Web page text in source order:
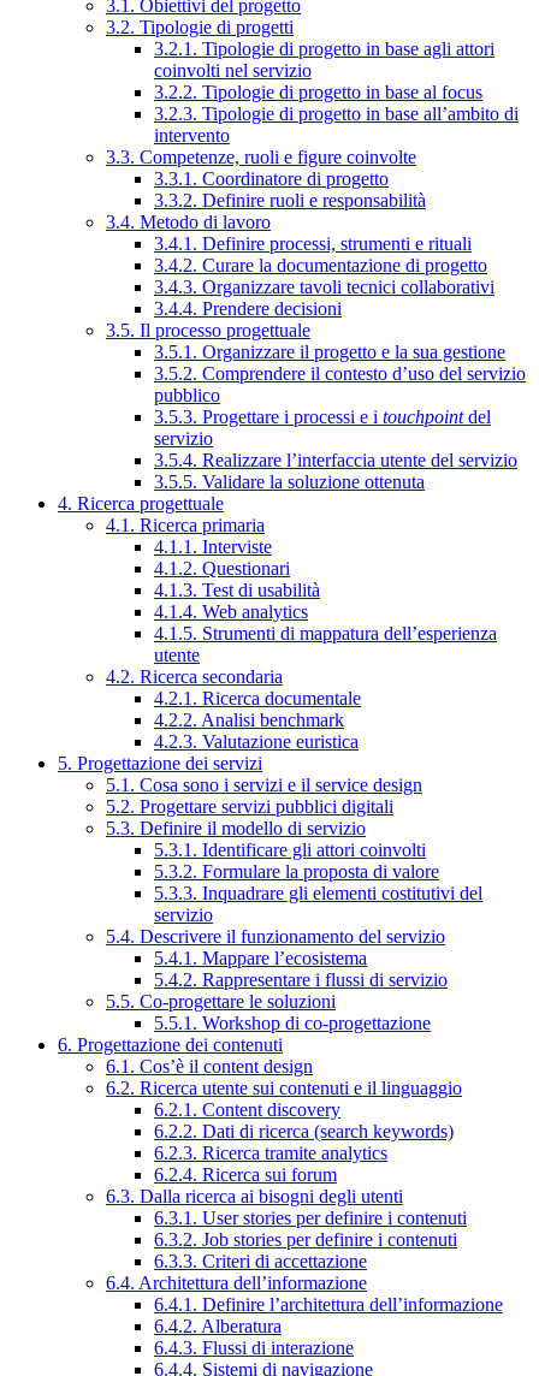
3.1. Obiettivi del progetto
3.2. Tipologie di progetti
3.2.1. Tipologie di progetto in base agli attori
coinvolti nel servizio
3.2.2. Tipologie di progetto in base al focus
3.2.3. Tipologie di progetto in base all’ambito di
intervento
3.3. Competenze, ruoli e figure coinvolte
3.3.1. Coordinatore di progetto
3.3.2. Definire ruoli e responsabilità
3.4. Metodo di lavoro
3.4.1. Definire processi, strumenti e rituali
3.4.2. Curare la documentazione di progetto
3.4.3. Organizzare tavoli tecnici collaborativi
3.4.4. Prendere decisioni
3.5. Il processo progettuale
3.5.1. Organizzare il progetto e la sua gestione
3.5.2. Comprendere il contesto d’uso del servizio
pubblico
3.5.3. Progettare i processi e i touchpointdel
servizio
3.5.4. Realizzare l’interfaccia utente del servizio
3.5.5. Validare la soluzione ottenuta
4. Ricerca progettuale
4.1. Ricerca primaria
4.1.1. Interviste
4.1.2. Questionari
4.1.3. Test di usabilità
4.1.4. Web analytics
4.1.5. Strumenti di mappatura dell’esperienza
utente
4.2. Ricerca secondaria
4.2.1. Ricerca documentale
4.2.2. Analisi benchmark
4.2.3. Valutazione euristica
5. Progettazione dei servizi
5.1. Cosa sono i servizi e il service design
5.2. Progettare servizi pubblici digitali
5.3. Definire il modello di servizio
5.3.1. Identificare gli attori coinvolti
5.3.2. Formulare la proposta di valore
5.3.3. Inquadrare gli elementi costitutivi del
servizio
5.4. Descrivere il funzionamento del servizio
5.4.1. Mappare l’ecosistema
5.4.2. Rappresentare i flussi di servizio
5.5. Co-progettare le soluzioni
5.5.1. Workshop di co-progettazione
6. Progettazione dei contenuti
6.1. Cos’è il content design
6.2. Ricerca utente sui contenuti e il linguaggio
6.2.1. Content discovery
6.2.2. Dati di ricerca (search keywords)
6.2.3. Ricerca tramite analytics
6.2.4. Ricerca sui forum
6.3. Dalla ricerca ai bisogni degli utenti
6.3.1. User stories per definire i contenuti
6.3.2. Job stories per definire i contenuti
6.3.3. Criteri di accettazione
6.4. Architettura dell’informazione
6.4.1. Definire l’architettura dell’informazione
6.4.2. Alberatura
6.4.3. Flussi di interazione
6.4.4. Sistemi di navigazione